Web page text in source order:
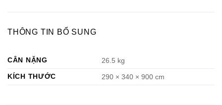
THÔNG TIN BỔ SUNG
CÂN NẶNG
26.5 kg
KÍCH THƯỚC
290 × 340 × 900 cm